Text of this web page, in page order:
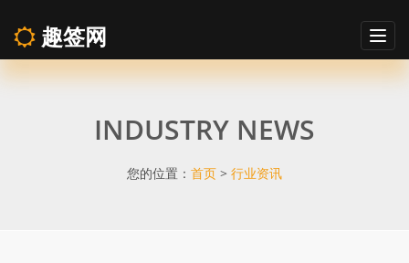
趣
趣签网
INDUSTRY NEWS
您的位置： 首页 > 行业资讯